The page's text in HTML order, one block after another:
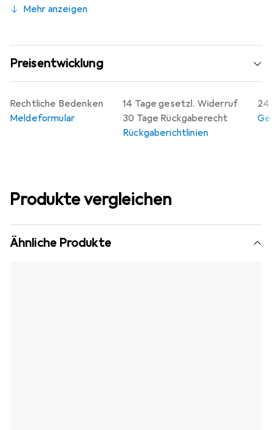
Mehr anzeigen
Preisentwicklung
14 Tage gesetzl. Widerruf
30 Tage Rückgaberecht
Rückgaberichtlinien
24
Rechtliche Bedenken
Meldeformular
Produkte vergleichen
Ähnliche Produkte